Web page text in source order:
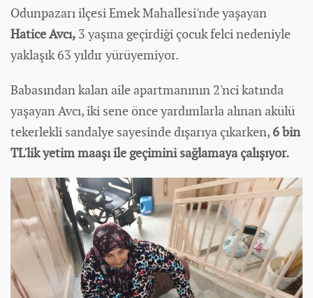
Odunpazarı ilçesi Emek Mahallesi'nde yaşayan
Hatice Avcı, 3 yaşına geçirdiği çocuk felci nedeniyle
yaklaşık 63 yıldır yürüyemiyor.
Babasından kalan aile apartmanının 2'nci katında
yaşayan Avcı, iki sene önce yardımlarla alınanakülü
tekerlekli sandalye sayesinde dışarıya çıkarken, 6 bin
TL'lik yetim maaşı ile geçimini sağlamaya çalışıyor.